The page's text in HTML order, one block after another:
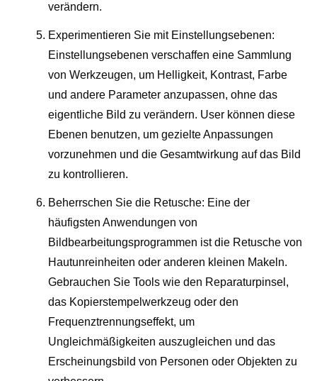
verändern.
Experimentieren Sie mit Einstellungsebenen:
Einstellungsebenen verschaffen eine Sammlung
von Werkzeugen, um Helligkeit, Kontrast, Farbe
und andere Parameter anzupassen, ohne das
eigentliche Bild zu verändern. User können diese
Ebenen benutzen, um gezielte Anpassungen
vorzunehmen und die Gesamtwirkung auf das Bild
zu kontrollieren.
Beherrschen Sie die Retusche: Eine der
häufigsten Anwendungen von
Bildbearbeitungsprogrammen ist die Retusche von
Hautunreinheiten oder anderen kleinen Makeln.
Gebrauchen Sie Tools wie den Reparaturpinsel,
das Kopierstempelwerkzeug oder den
Frequenztrennungseffekt, um
Ungleichmäßigkeiten auszugleichen und das
Erscheinungsbild von Personen oder Objekten zu